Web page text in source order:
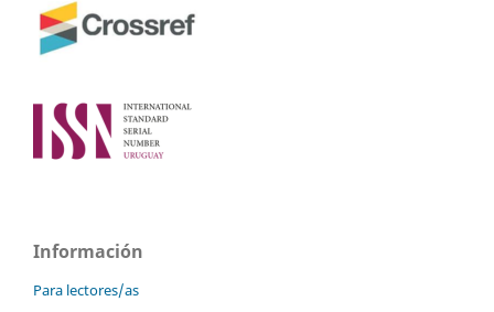
Información
Para lectores/as